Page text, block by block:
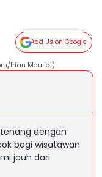
Add Us on Google
Irfan Maulidi)
dengan
bagi wisatawan
jauh dari